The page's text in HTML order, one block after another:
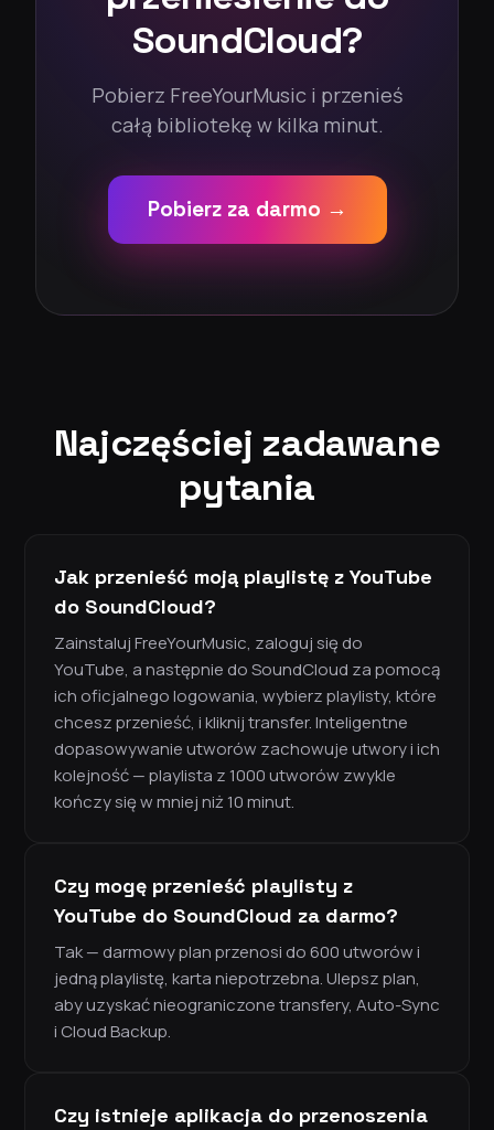
SoundCloud?
Pobierz FreeYourMusic i przenieś
całą bibliotekę w kilka minut.
Pobierz za darmo →
Najczęściej zadawane
pytania
Jak przenieść moją playlistę z YouTube
do SoundCloud?
Zainstaluj FreeYourMusic, zaloguj się do
YouTube, a następnie do SoundCloud za pomocą
ich oficjalnego logowania, wybierz playlisty, które
chcesz przenieść, i kliknij transfer. Inteligentne
dopasowywanie utworów zachowuje utwory i ich
kolejność — playlista z 1000 utworów zwykle
kończy się w mniej niż 10 minut.
Czy mogę przenieść playlisty z
YouTube do SoundCloud za darmo?
Tak — darmowy plan przenosi do 600 utworów i
jedną playlistę, karta niepotrzebna. Ulepsz plan,
aby uzyskać nieograniczone transfery, Auto-Sync
i Cloud Backup.
Czy istnieje aplikacja do przenoszenia